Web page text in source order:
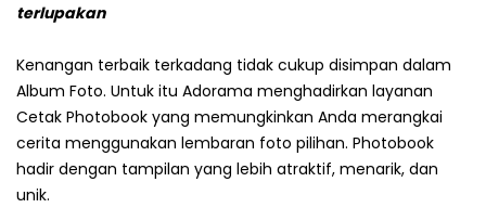
terlupakan
Kenangan terbaik terkadang tidak cukup disimpan dalam
Album Foto. Untuk itu Adorama menghadirkan layanan
Cetak Photobook yang memungkinkan Anda merangkai
cerita menggunakan lembaran foto pilihan. Photobook
hadir dengan tampilan yang lebih atraktif, menarik, dan
unik.